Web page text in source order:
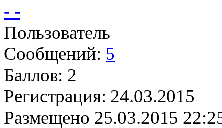
- -
Пользователь
Сообщений: 5
Баллов: 2
Регистрация: 24.03.2015
Размещено 25.03.2015